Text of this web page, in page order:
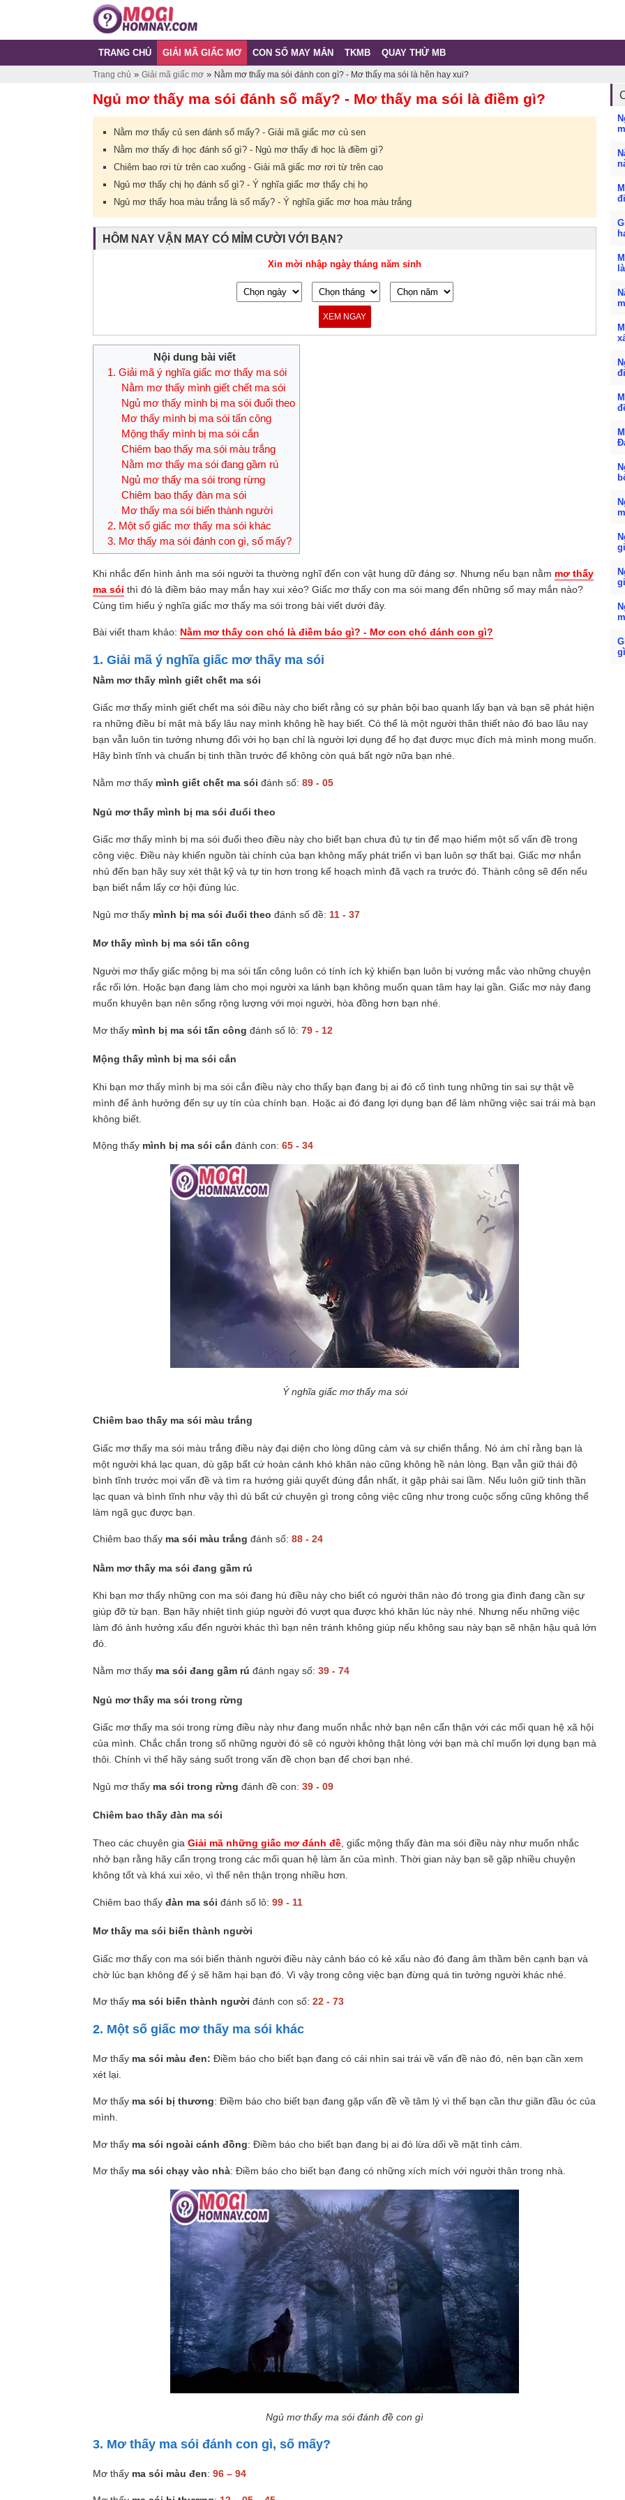
TRANG CHỦ GIẢI MÃ GIẤC MƠ CON SỐ MAY MẮN TKMB QUAY THỬ MB
Trang chủ » Giải mã giấc mơ » Nằm mơ thấy ma sói đánh con gì? - Mơ thấy ma sói là hên hay xui?
Ngủ mơ thấy ma sói đánh số mấy? - Mơ thấy ma sói là điềm gì?
Nằm mơ thấy củ sen đánh số mấy? - Giải mã giấc mơ củ sen
Nằm mơ thấy đi học đánh số gì? - Ngủ mơ thấy đi học là điềm gì?
Chiêm bao rơi từ trên cao xuống - Giải mã giấc mơ rơi từ trên cao
Ngủ mơ thấy chị họ đánh số gì? - Ý nghĩa giấc mơ thấy chị họ
Ngủ mơ thấy hoa màu trắng là số mấy? - Ý nghĩa giấc mơ hoa màu trắng
HÔM NAY VẬN MAY CÓ MỈM CƯỜI VỚI BẠN?
Xin mời nhập ngày tháng năm sinh
XEM NGAY
Nội dung bài viết
1. Giải mã ý nghĩa giấc mơ thấy ma sói
Nằm mơ thấy mình giết chết ma sói
Ngủ mơ thấy mình bị ma sói đuổi theo
Mơ thấy mình bị ma sói tấn công
Mộng thấy mình bị ma sói cắn
Chiêm bao thấy ma sói màu trắng
Nằm mơ thấy ma sói đang gầm rú
Ngủ mơ thấy ma sói trong rừng
Chiêm bao thấy đàn ma sói
Mơ thấy ma sói biến thành người
2. Một số giấc mơ thấy ma sói khác
3. Mơ thấy ma sói đánh con gì, số mấy?
Khi nhắc đến hình ảnh ma sói người ta thường nghĩ đến con vật hung dữ đáng sợ. Nhưng nếu bạn nằm mơ thấy
ma sói thì đó là điềm báo may mắn hay xui xẻo? Giấc mơ thấy con ma sói mang đến những số may mắn nào?
Cùng tìm hiểu ý nghĩa giấc mơ thấy ma sói trong bài viết dưới đây.
Bài viết tham khảo: Nằm mơ thấy con chó là điềm báo gì? - Mơ con chó đánh con gì?
1. Giải mã ý nghĩa giấc mơ thấy ma sói
Nằm mơ thấy mình giết chết ma sói
Giấc mơ thấy mình giết chết ma sói điều này cho biết rằng có sự phản bội bao quanh lấy bạn và bạn sẽ phát hiện
ra những điều bí mật mà bấy lâu nay mình không hề hay biết. Có thể là một người thân thiết nào đó bao lâu nay
bạn vẫn luôn tin tưởng nhưng đối với họ bạn chỉ là người lợi dụng để họ đạt được mục đích mà mình mong muốn.
Hãy bình tĩnh và chuẩn bị tinh thần trước để không còn quá bất ngờ nữa bạn nhé.
Nằm mơ thấy mình giết chết ma sói đánh số: 89 - 05
Ngủ mơ thấy mình bị ma sói đuổi theo
Giấc mơ thấy mình bị ma sói đuổi theo điều này cho biết bạn chưa đủ tự tin để mạo hiểm một số vấn đề trong
công việc. Điều này khiến nguồn tài chính của bạn không mấy phát triển vì bạn luôn sợ thất bại. Giấc mơ nhắn
nhủ đến bạn hãy suy xét thật kỹ và tự tin hơn trong kế hoạch mình đã vạch ra trước đó. Thành công sẽ đến nếu
bạn biết nắm lấy cơ hội đúng lúc.
Ngủ mơ thấy mình bị ma sói đuổi theo đánh số đề: 11 - 37
Mơ thấy mình bị ma sói tấn công
Người mơ thấy giấc mộng bị ma sói tấn công luôn có tính ích kỷ khiến bạn luôn bị vướng mắc vào những chuyện
rắc rối lớn. Hoặc bạn đang làm cho mọi người xa lánh bạn không muốn quan tâm hay lại gần. Giấc mơ này đang
muốn khuyên bạn nên sống rộng lượng với mọi người, hòa đồng hơn bạn nhé.
Mơ thấy mình bị ma sói tấn công đánh số lô: 79 - 12
Mộng thấy mình bị ma sói cắn
Khi bạn mơ thấy mình bị ma sói cắn điều này cho thấy bạn đang bị ai đó cố tình tung những tin sai sự thật về
mình để ảnh hưởng đến sự uy tín của chính bạn. Hoặc ai đó đang lợi dụng bạn để làm những việc sai trái mà bạn
không biết.
Mộng thấy mình bị ma sói cắn đánh con: 65 - 34
Ý nghĩa giấc mơ thấy ma sói
Chiêm bao thấy ma sói màu trắng
Giấc mơ thấy ma sói màu trắng điều này đại diện cho lòng dũng cảm và sự chiến thắng. Nó ám chỉ rằng bạn là
một người khá lạc quan, dù gặp bất cứ hoàn cảnh khó khăn nào cũng không hề nản lòng. Bạn vẫn giữ thái độ
bình tĩnh trước mọi vấn đề và tìm ra hướng giải quyết đúng đắn nhất, ít gặp phải sai lầm. Nếu luôn giữ tinh thần
lạc quan và bình tĩnh như vậy thì dù bất cứ chuyện gì trong công việc cũng như trong cuộc sống cũng không thể
làm ngã gục được bạn.
Chiêm bao thấy ma sói màu trắng đánh số: 88 - 24
Nằm mơ thấy ma sói đang gầm rú
Khi bạn mơ thấy những con ma sói đang hú điều này cho biết có người thân nào đó trong gia đình đang cần sự
giúp đỡ từ bạn. Bạn hãy nhiệt tình giúp người đó vượt qua được khó khăn lúc này nhé. Nhưng nếu những việc
làm đó ảnh hưởng xấu đến người khác thì bạn nên tránh không giúp nếu không sau này bạn sẽ nhận hậu quả lớn
đó.
Nằm mơ thấy ma sói đang gầm rú đánh ngay số: 39 - 74
Ngủ mơ thấy ma sói trong rừng
Giấc mơ thấy ma sói trong rừng điều này như đang muốn nhắc nhở bạn nên cẩn thận với các mối quan hệ xã hội
của mình. Chắc chắn trong số những người đó sẽ có người không thật lòng với bạn mà chỉ muốn lợi dụng bạn mà
thôi. Chính vì thế hãy sáng suốt trong vấn đề chọn bạn để chơi bạn nhé.
Ngủ mơ thấy ma sói trong rừng đánh đề con: 39 - 09
Chiêm bao thấy đàn ma sói
Theo các chuyên gia Giải mã những giấc mơ đánh đề , giấc mộng thấy đàn ma sói điều này như muốn nhắc
nhở bạn rằng hãy cẩn trọng trong các mối quan hệ làm ăn của mình. Thời gian này bạn sẽ gặp nhiều chuyện
không tốt và khá xui xẻo, vì thế nên thận trọng nhiều hơn.
Chiêm bao thấy đàn ma sói đánh số lô: 99 - 11
Mơ thấy ma sói biến thành người
Giấc mơ thấy con ma sói biến thành người điều này cảnh báo có kẻ xấu nào đó đang âm thầm bên cạnh bạn và
chờ lúc bạn không để ý sẽ hãm hại bạn đó. Vì vậy trong công việc bạn đừng quá tin tưởng người khác nhé.
Mơ thấy ma sói biến thành người đánh con số: 22 - 73
2. Một số giấc mơ thấy ma sói khác
Mơ thấy ma sói màu đen: Điềm báo cho biết bạn đang có cái nhìn sai trái về vấn đề nào đó, nên bạn cần xem
xét lại.
Mơ thấy ma sói bị thương: Điềm báo cho biết bạn đang gặp vấn đề về tâm lý vì thế bạn cần thư giãn đầu óc của
mình.
Mơ thấy ma sói ngoài cánh đồng: Điềm báo cho biết bạn đang bị ai đó lừa dối về mặt tình cảm.
Mơ thấy ma sói chạy vào nhà: Điềm báo cho biết bạn đang có những xích mích với người thân trong nhà.
Ngủ mơ thấy ma sói đánh đề con gì
3. Mơ thấy ma sói đánh con gì, số mấy?
Mơ thấy ma sói màu đen: 96 – 94